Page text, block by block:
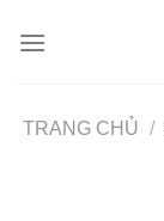
TRANG CHỦ /